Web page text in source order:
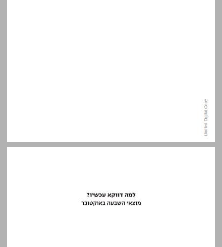
למה דווקא עכשיו? מוצאי השבעה באוקטובר ... 7